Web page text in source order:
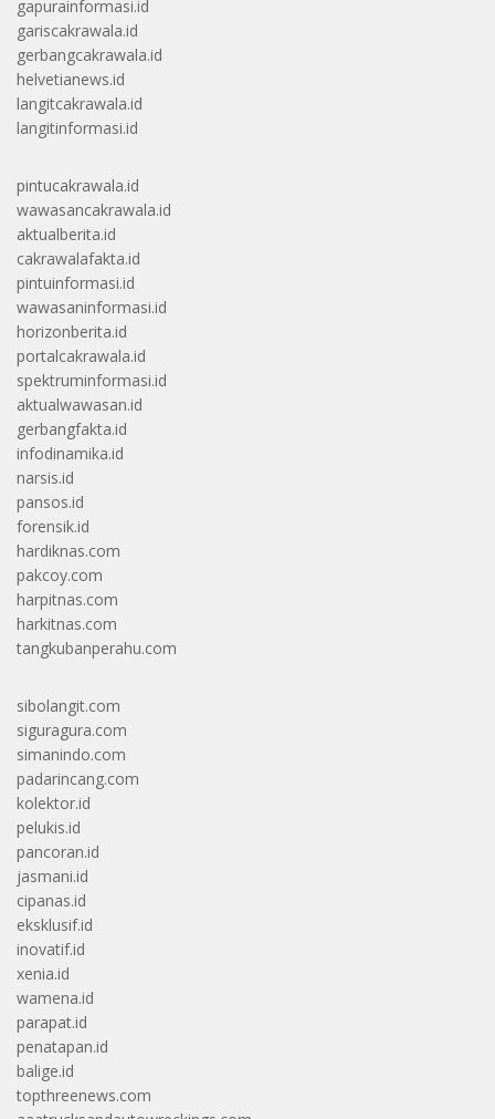
gapurainformasi.id
gariscakrawala.id
gerbangcakrawala.id
helvetianews.id
langitcakrawala.id
langitinformasi.id
pintucakrawala.id
wawasancakrawala.id
aktualberita.id
cakrawalafakta.id
pintuinformasi.id
wawasaninformasi.id
horizonberita.id
portalcakrawala.id
spektruminformasi.id
aktualwawasan.id
gerbangfakta.id
infodinamika.id
narsis.id
pansos.id
forensik.id
hardiknas.com
pakcoy.com
harpitnas.com
harkitnas.com
tangkubanperahu.com
sibolangit.com
siguragura.com
simanindo.com
padarincang.com
kolektor.id
pelukis.id
pancoran.id
jasmani.id
cipanas.id
eksklusif.id
inovatif.id
xenia.id
wamena.id
parapat.id
penatapan.id
balige.id
topthreenews.com